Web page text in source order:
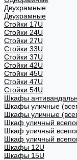
Двухрамные
Двухрамные
Стойки 17U
Стойки 24U
Стойки 27U
Стойки 33U
Стойки 37U
Стойки 42U
Стойки 45U
Стойки 47U
Стойки 54U
Шкафы
Шкафы уличные
Шкафы уличные
Шкаф уличный
Шкаф уличный
Шкаф уличный
Шкафы 12U
Шкафы 15U